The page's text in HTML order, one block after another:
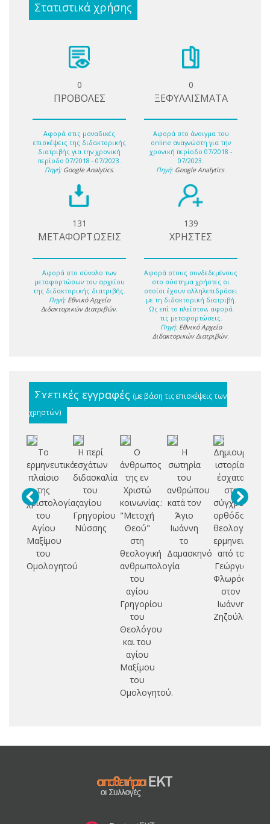
Στατιστικά χρήσης
0
ΠΡΟΒΟΛΕΣ
Αφορά στις μοναδικές
επισκέψεις της διδακτορικής
διατριβής για την χρονική
περίοδο 07/2018 - 07/2023.
Πηγή: Google Analytics.
0
ΞΕΦΥΛΛΙΣΜΑΤΑ
Αφορά στο άνοιγμα του
online αναγνώστη για την
χρονική περίοδο 07/2018 -
07/2023.
Πηγή: Google Analytics.
131
ΜΕΤΑΦΟΡΤΩΣΕΙΣ
Αφορά στο σύνολο των
μεταφορτώσων του αρχείου
της διδακτορικής διατριβής.
Πηγή: Εθνικό Αρχείο
Διδακτορικών Διατριβών.
139
ΧΡΗΣΤΕΣ
Αφορά στους συνδεδεμένους
στο σύστημα χρήστες οι
οποίοι έχουν αλληλεπιδράσει
με τη διδακτορική διατριβή.
Ως επί το πλείστον, αφορά
τις μεταφορτώσεις.
Πηγή: Εθνικό Αρχείο
Διδακτορικών Διατριβών.
Σχετικές εγγραφές (με βάση τις επισκέψεις των
χρηστών)
Το
ερμηνευτικό
πλαίσιο
της
χριστολογίας
του
Αγίου
Μαξίμου
του
Ομολογητού
Η περί
εσχάτων
διδασκαλία
του
αγίου
Γρηγορίου
Νύσσης
Ο
άνθρωπος
της εν
Χριστώ
κοινωνίας.:
"Μετοχή
Θεού"
στη
θεολογική
ανθρωπολογία
του
αγίου
Γρηγορίου
του
Θεολόγου
και του
αγίου
Μαξίμου
του
Ομολογητού.
Η
σωτηρία
του
ανθρώπου
κατά τον
Άγιο
Ιωάννη
το
Δαμασκηνό
Δημιουργία,
ιστορία,
έσχατα
στη
σύγχρονη
ορθόδοξη
θεολογική
ερμηνευτική:
από το
Γεώργιο
Φλωρόφσκυ
στον
Ιωάννη
Ζηζούλια